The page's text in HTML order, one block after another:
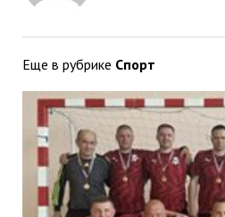
Еще в рубрике Спорт